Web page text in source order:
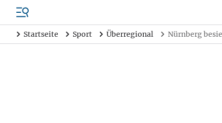
Startseite Sport Überregional Nürnberg